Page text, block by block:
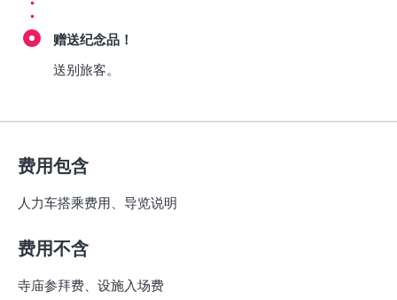
赠送纪念品！
送别旅客。
费用包含
人力车搭乘费用、导览说明
费用不含
寺庙参拜费、设施入场费